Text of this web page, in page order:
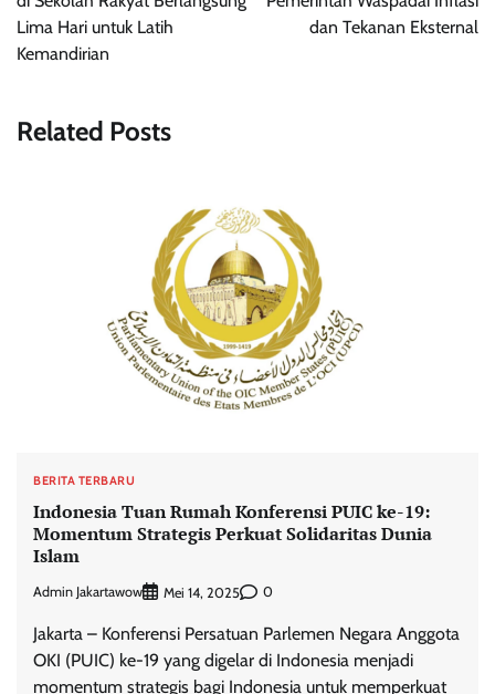
Lima Hari untuk Latih
Kemandirian
dan Tekanan Eksternal
Related Posts
BERITA TERBARU
Indonesia Tuan Rumah Konferensi PUIC ke-19:
Momentum Strategis Perkuat Solidaritas Dunia
Islam
Admin Jakartawow Mei 14, 2025 0
Jakarta – Konferensi Persatuan Parlemen Negara Anggota
OKI (PUIC) ke-19 yang digelar di Indonesia menjadi
momentum strategis bagi Indonesia untuk memperkuat